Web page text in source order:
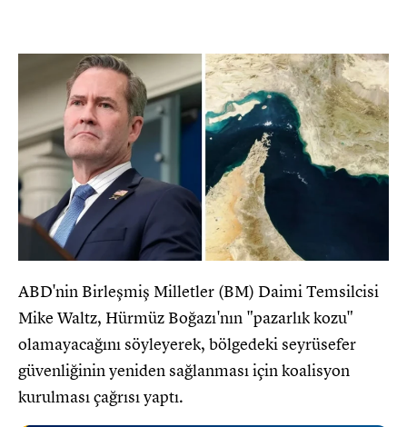
ABD'nin Birleşmiş Milletler (BM) Daimi Temsilcisi
Mike Waltz, Hürmüz Boğazı'nın "pazarlık kozu"
olamayacağını söyleyerek, bölgedeki seyrüsefer
güvenliğinin yeniden sağlanması için koalisyon
kurulması çağrısı yaptı.